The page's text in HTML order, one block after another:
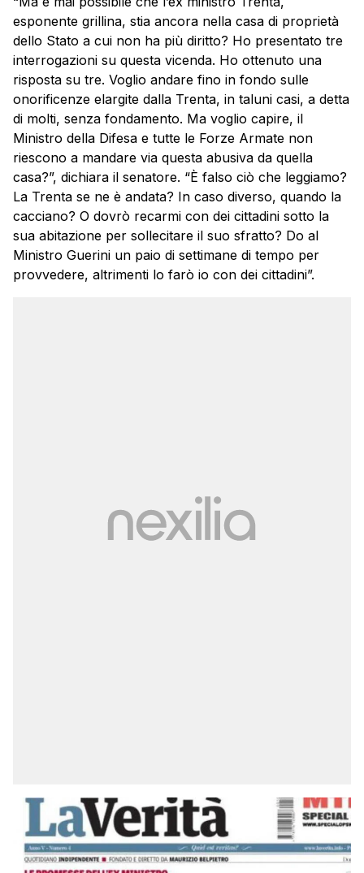
esponente grillina, stia ancora nella casa di proprietà
dello Stato a cui non ha più diritto? Ho presentato tre
interrogazioni su questa vicenda. Ho ottenuto una
risposta su tre. Voglio andare fino in fondo sulle
onorificenze elargite dalla Trenta, in taluni casi, a detta
di molti, senza fondamento. Ma voglio capire, il
Ministro della Difesa e tutte le Forze Armate non
riescono a mandare via questa abusiva da quella
casa?”, dichiara il senatore. “È falso ciò che leggiamo?
La Trenta se ne è andata? In caso diverso, quando la
cacciano? O dovrò recarmi con dei cittadini sotto la
sua abitazione per sollecitare il suo sfratto? Do al
Ministro Guerini un paio di settimane di tempo per
provvedere, altrimenti lo farò io con dei cittadini”.